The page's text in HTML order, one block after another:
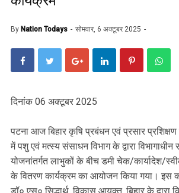
By Nation Todays सोमवार, 6 अक्टूबर 2025
दिनांक 06 अक्टूबर 2025
पटना आज बिहार कृषि प्रबंधन एवं प्रसार
में पशु एवं मत्स्य संसाधन विभाग के द्वारा विभागाधीन
योजनांतर्गत लाभुकों के बीच डमी चेक/कार्यादेश/
के वितरण कार्यक्रम का आयोजन किया गया। इस
डॉ० एस० सिद्धार्थ, विकास आयुक्त, बिहार के द्वारा